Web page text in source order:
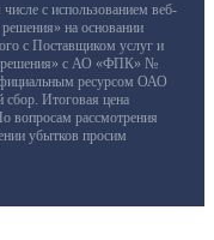
с использованием веб-
на основании
с Поставщиком услуг и
решения» с АО «ФПК» №
ресурсом ОАО
Итоговая цена
вопросам рассмотрения
убытков просим